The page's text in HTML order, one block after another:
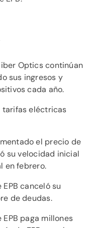
Optics continúan
sus ingresos y
cada año.
tarifas eléctricas
el precio de
su velocidad inicial
en febrero.
canceló su
de deudas.
paga millones